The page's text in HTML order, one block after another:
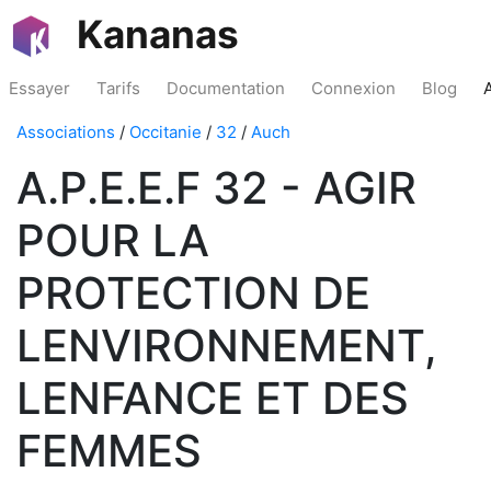
Kananas
Essayer Tarifs Documentation Connexion Blog
Associations / Occitanie / 32 / Auch
A.P.E.E.F 32 - AGIR
POUR LA
PROTECTION DE
LENVIRONNEMENT,
LENFANCE ET DES
FEMMES